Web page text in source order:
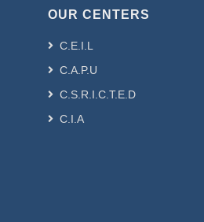
OUR CENTERS
C.E.I.L
C.A.P.U
C.S.R.I.C.T.E.D
C.I.A